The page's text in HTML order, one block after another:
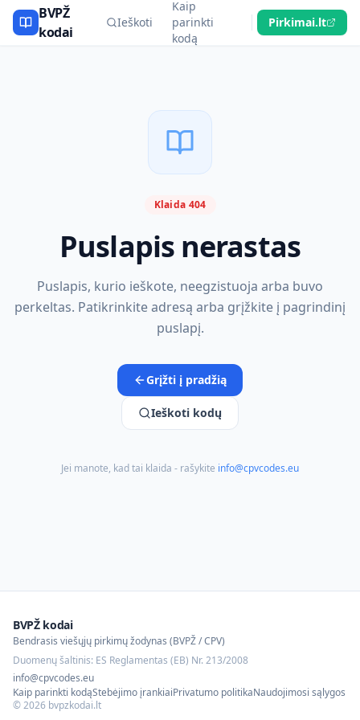
BVPŽ
kodai
Ieškoti
Kaip
parinkti
kodą
Pirkimai.lt
Klaida 404
Puslapis nerastas
Puslapis, kurio ieškote, neegzistuoja arba buvo
perkeltas. Patikrinkite adresą arba grįžkite į pagrindinį
puslapį.
Grįžti į pradžią
Ieškoti kodų
Jei manote, kad tai klaida - rašykite info@cpvcodes.eu
BVPŽ kodai
Bendrasis viešųjų pirkimų žodynas (BVPŽ / CPV)
Duomenų šaltinis: ES Reglamentas (EB) Nr. 213/2008
info@cpvcodes.eu
Kaip parinkti kodąStebėjimo įrankiaiPrivatumo politikaNaudojimosi sąlygos
©2026 bvpzkodai.lt